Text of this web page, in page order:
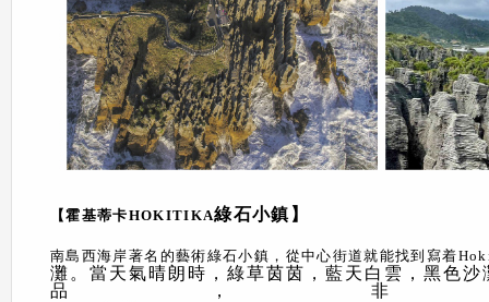
【霍基蒂卡HOKITIKA綠石小鎮】
南島西海岸著名的藝術綠石小鎮，從中心街道就能找到寫着
灘。當天氣晴朗時，綠草茵茵，藍天白雲，黑色
品，非